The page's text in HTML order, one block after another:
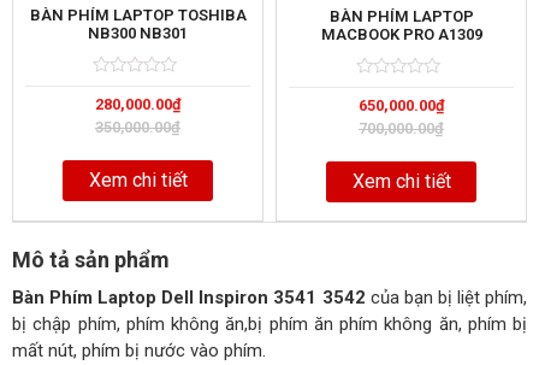
BÀN PHÍM LAPTOP TOSHIBA
NB300 NB301
0
out
of
350,000.00₫
280,000.00₫
Xem chi tiết
BÀN PHÍM LAPTOP
MACBOOK PRO A1309
0
out
of
700,000.00₫
650,000.00₫
Xem chi tiết
Mô tả sản phẩm
Bàn Phím Laptop Dell Inspiron 3541 3542 của bạn bị liệt phím,
bị chập phím, phím không ăn,bị phím ăn phím không ăn, phím bị
mất nút, phím bị nước vào phím.